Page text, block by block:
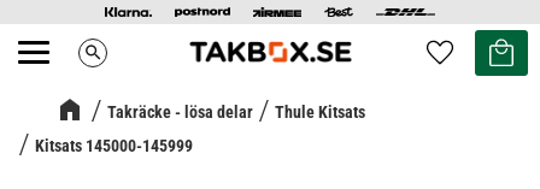
Meny search Favoriter
Kundvagn
Takräcke - lösa delar
Thule Kitsats
Kitsats 145000-145999